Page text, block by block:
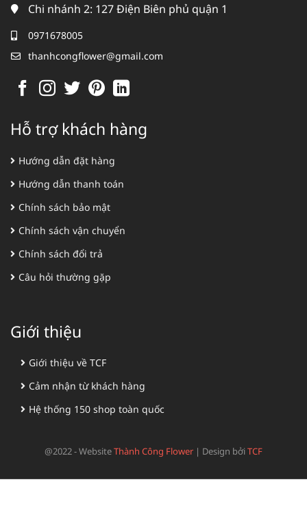
Chi nhánh 2: 127 Điện Biên phủ quận 1
0971678005
thanhcongflower@gmail.com
Hỗ trợ khách hàng
Hướng dẫn đặt hàng
Hướng dẫn thanh toán
Chính sách bảo mật
Chính sách vận chuyển
Chính sách đổi trả
Câu hỏi thường gặp
Giới thiệu
Giới thiệu về TCF
Cảm nhận từ khách hàng
Hệ thống 150 shop toàn quốc
@2022 - WebsiteThành Công Flower | Design bởiTCF